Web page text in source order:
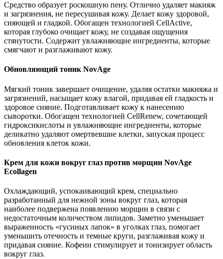
Средство образует роскошную пену. Отлично удаляет макияж
и загрязнения, не пересушивая кожу. Делает кожу здоровой,
сияющей и гладкой. Обогащен технологией CellActive,
которая глубоко очищает кожу, не создавая ощущения
стянутости. Содержит увлажняющие ингредиенты, которые
смягчают и разглаживают кожу.
Обновляющий тоник NovAge
Мягкий тоник завершает очищение, удаляя остатки макияжа и
загрязнений, насыщает кожу влагой, придавая ей гладкость и
здоровое сияние. Подготавливает кожу к нанесению
сыворотки. Обогащен технологией CellRenew, сочетающей
гидроксикислоты и увлажняющие ингредиенты, которые
деликатно удаляют омертвевшие клетки, запуская процесс
обновления клеток кожи.
Крем для кожи вокруг глаз против морщин NovAge
Ecollagen
Охлаждающий, успокаивающий крем, специально
разработанный для нежной зоны вокруг глаз, которая
наиболее подвержена появлению морщин в связи с
недостаточным количеством липидов. Заметно уменьшает
выраженность «гусиных лапок» в уголках глаз, помогает
уменьшить отечность и темные круги, разглаживая кожу и
придавая сияние. Кофеин стимулирует и тонизирует область
вокруг глаз.